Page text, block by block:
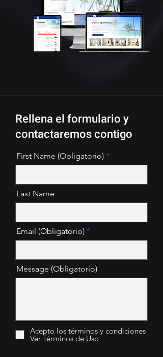
Rellena el formulario y
contactaremos contigo
First Name (Obligatorio)
Last Name
Email (Obligatorio)
Message (Obligatorio)
Acepto los términos y condiciones
Ver Términos de Uso